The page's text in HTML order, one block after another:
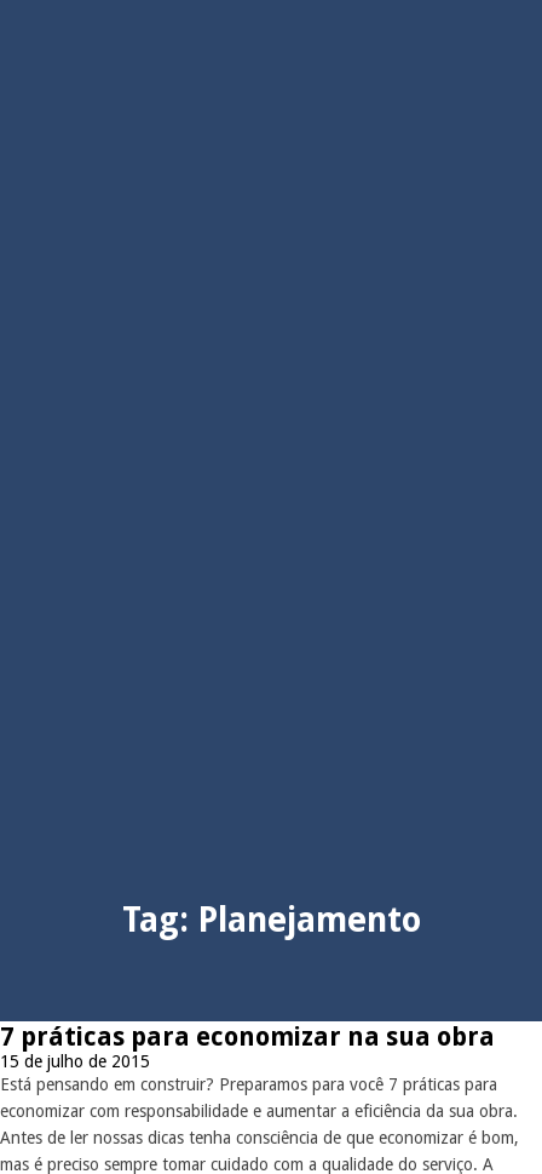
Tag: Planejamento
7 práticas para economizar na sua obra
15 de julho de 2015
Está pensando em construir? Preparamos para você 7 práticas para
economizar com responsabilidade e aumentar a eficiência da sua obra.
Antes de ler nossas dicas tenha consciência de que economizar é bom,
mas é preciso sempre tomar cuidado com a qualidade do serviço. A